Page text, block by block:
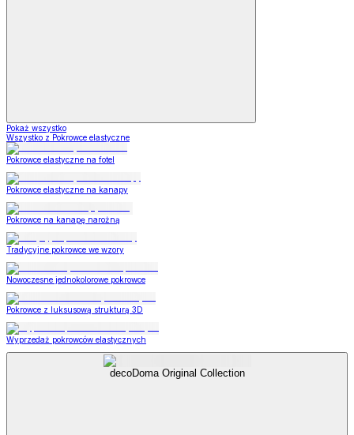
Pokaż wszystko
Wszystko z Pokrowce elastyczne
Pokrowce elastyczne na fotel
Pokrowce elastyczne na kanapy
Pokrowce na kanapę narożną
Tradycyjne pokrowce we wzory
Nowoczesne jednokolorowe pokrowce
Pokrowce z luksusową strukturą 3D
Wyprzedaż pokrowców elastycznych
decoDoma Original Collection